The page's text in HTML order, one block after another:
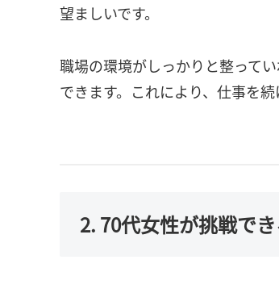
望ましいです。
職場の環境がしっかりと整って
できます。これにより、仕事を続
2. 70代女性が挑戦で